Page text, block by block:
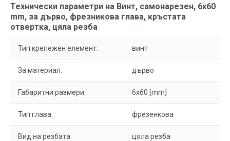
Технически параметри на Винт, самонарезен, 6x60
mm, за дърво, фрезникова глава, кръстата
отвертка, цяла резба
Тип крепежен елемент: винт
За материал: дърво
Габаритни размери: 6x60 [mm]
Тип глава: фрезенкова
Вид на резбата: цяла резба